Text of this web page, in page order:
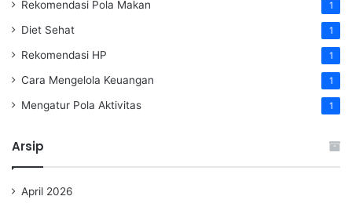
Rekomendasi Pola Makan 1
Diet Sehat 1
Rekomendasi HP 1
Cara Mengelola Keuangan 1
Mengatur Pola Aktivitas 1
Arsip
April 2026